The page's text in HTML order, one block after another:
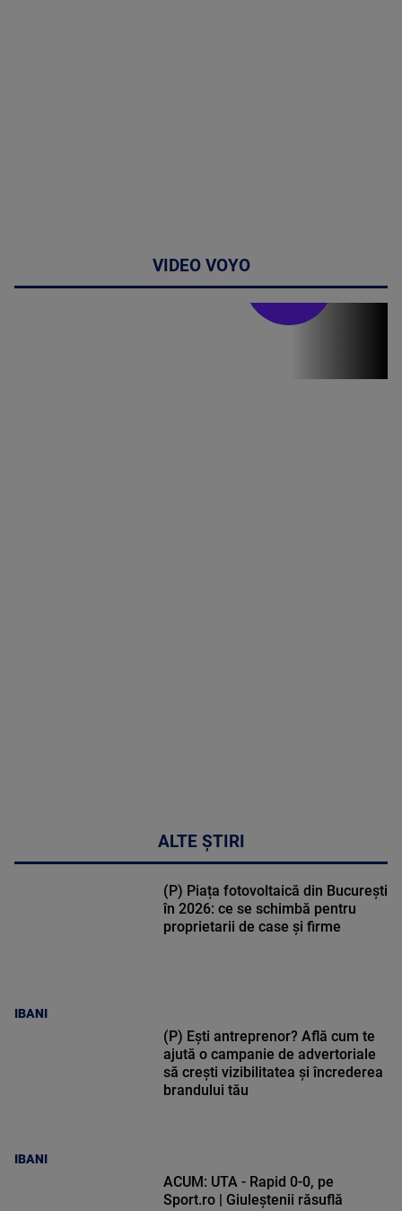
VIDEO VOYO
ALTE ȘTIRI
IBANI
(P) Piața fotovoltaică din București
în 2026: ce se schimbă pentru
proprietarii de case și firme
IBANI
(P) Ești antreprenor? Află cum te
ajută o campanie de advertoriale
să crești vizibilitatea și încrederea
brandului tău
ACUM: UTA - Rapid 0-0, pe
Sport.ro | Giuleștenii răsuflă